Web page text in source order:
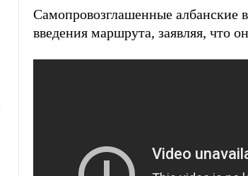
Самопровозглашенные албанские
введения маршрута, заявляя, что